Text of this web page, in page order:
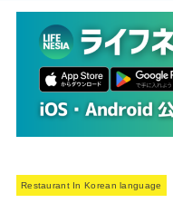
Restaurant In Korean language